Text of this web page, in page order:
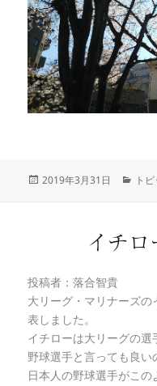
投
2019年3月31日
カ
ー
ト
イチ
投稿者：落合智貴
大リーグ・マリナーズ
表しました。
イチローは大リーグの
野球選手と言っても良い
日本人の野球選手がこ